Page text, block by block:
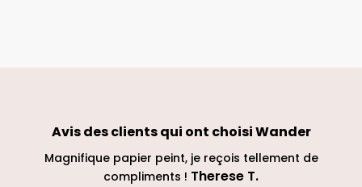
Avis des clients qui ont choisiWander
Magnifique papier peint, je reçois tellement de
compliments ! Therese T.